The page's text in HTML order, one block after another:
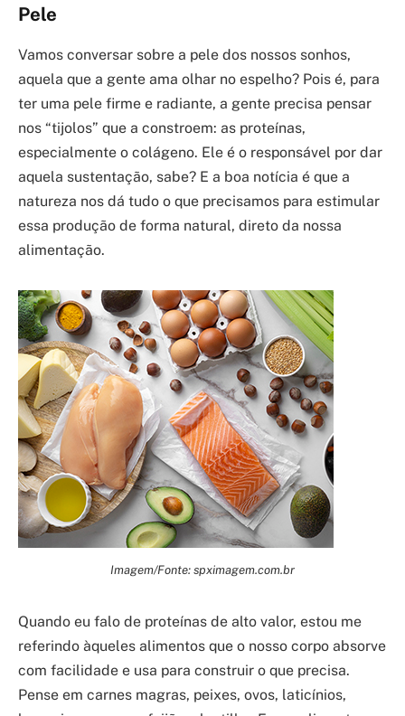
Pele
Vamos conversar sobre a pele dos nossos sonhos,
aquela que a gente ama olhar no espelho? Pois é, para
ter uma pele firme e radiante, a gente precisa pensar
nos “tijolos” que a constroem: as proteínas,
especialmente o colágeno. Ele é o responsável por dar
aquela sustentação, sabe? E a boa notícia é que a
natureza nos dá tudo o que precisamos para estimular
essa produção de forma natural, direto da nossa
alimentação.
Imagem/Fonte: spximagem.com.br
Quando eu falo de proteínas de alto valor, estou me
referindo àqueles alimentos que o nosso corpo absorve
com facilidade e usa para construir o que precisa.
Pense em carnes magras, peixes, ovos, laticínios,